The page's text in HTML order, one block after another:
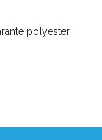
polyester